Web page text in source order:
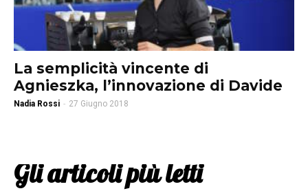
La semplicità vincente di
Agnieszka, l’innovazione di Davide
Nadia Rossi - 27 Giugno 2018
Gli articoli più letti